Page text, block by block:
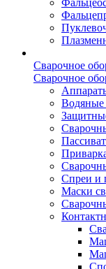
Сварочное
Сварочное
Водяные
Спреи и
Маски